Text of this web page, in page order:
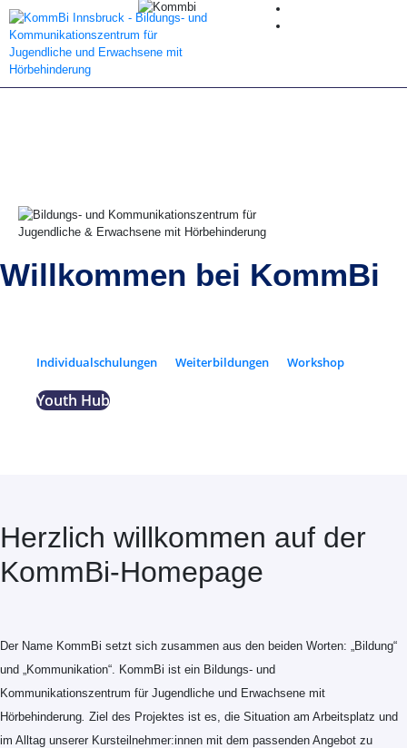
Willkommen bei KommBi
Individualschulungen Weiterbildungen Workshop
Youth Hub
Herzlich willkommen auf der
KommBi-Homepage
Der Name KommBi setzt sich zusammen aus den beiden Worten: „Bildung“
und „Kommunikation“. KommBi ist ein Bildungs- und
Kommunikationszentrum für Jugendliche und Erwachsene mit
Hörbehinderung. Ziel des Projektes ist es, die Situation am Arbeitsplatz und
im Alltag unserer Kursteilnehmer:innen mit dem passenden Angebot zu